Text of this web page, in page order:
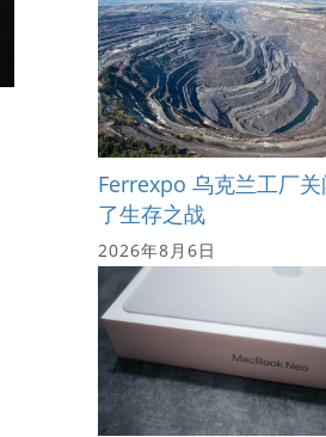
Ferrexpo 乌克兰工厂
了生存之战
2026年8月6日